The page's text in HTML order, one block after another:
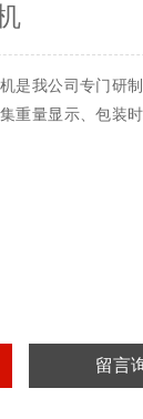
是我公司专门研
重量显示、包装
留言